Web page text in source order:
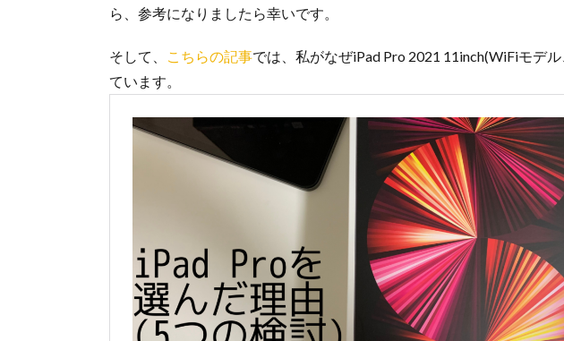
ら、参考になりましたら幸いです。
そして、 こちらの記事では、私がなぜiPad Pro 2021 11inch(WiFiモデ
ています。